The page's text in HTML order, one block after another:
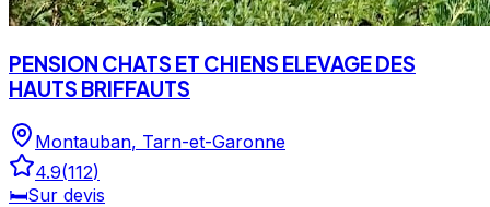
PENSION CHATS ET CHIENS ELEVAGE DES
HAUTS BRIFFAUTS
Montauban, Tarn-et-Garonne
4.9(112)
🛏️Sur devis